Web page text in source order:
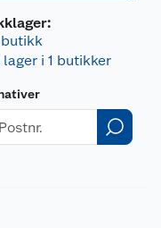
lager i 1 butikker